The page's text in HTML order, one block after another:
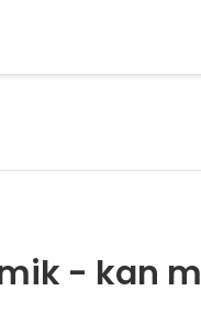
- kan